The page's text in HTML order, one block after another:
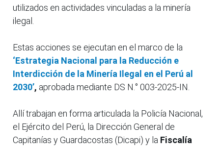
utilizados en actividades vinculadas a la minería
ilegal.
Estas acciones se ejecutan en el marco de la
‘Estrategia Nacional para la Reducción e
Interdicción de la Minería Ilegal en el Perú al
2030’, aprobada mediante DS N.° 003-2025-IN.
Allí trabajan en forma articulada la Policía Nacional,
el Ejército del Perú, la Dirección General de
Capitanías y Guardacostas (Dicapi) y la Fiscalía